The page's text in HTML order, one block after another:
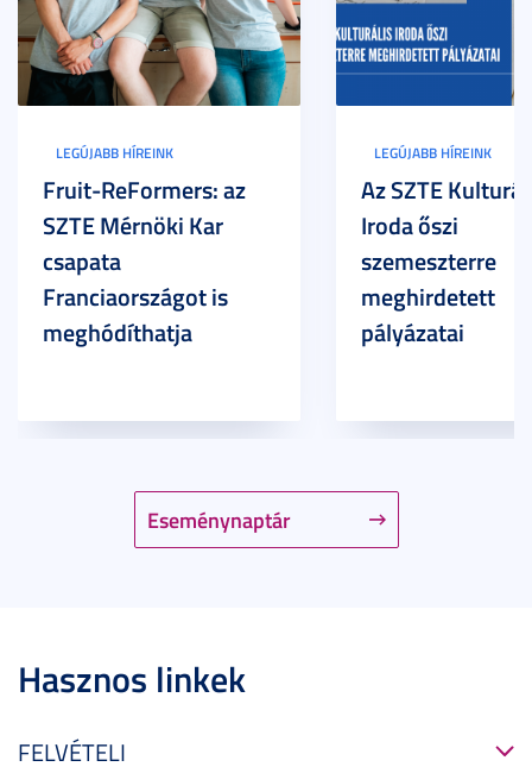
Eseménynaptár
LEGÚJABB HÍREINK
Fruit-ReFormers: az
SZTE Mérnöki Kar
csapata
Franciaországot is
meghódíthatja
LEGÚJABB HÍREINK
Az SZTE
Iroda őszi
szemeszterre
meghirdetett
pályázatai
Hasznos linkek
FELVÉTELI